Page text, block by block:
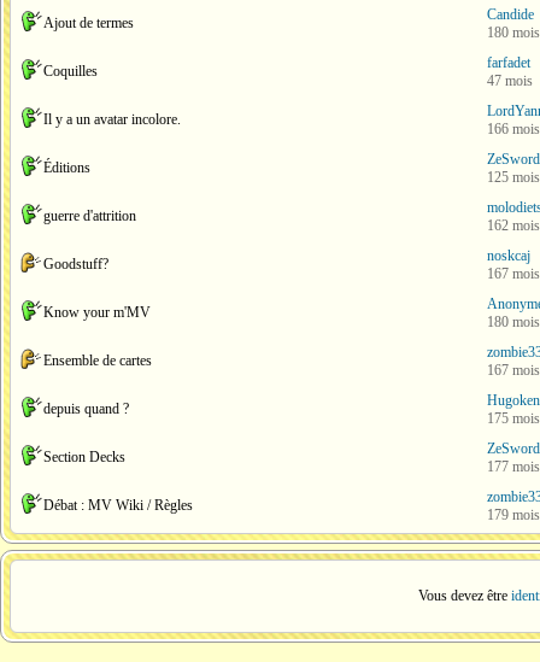
Ajout de termes
Candide
180 mois
Coquilles
farfadet
47 mois
Il y a un avatar incolore.
166 mois
Éditions
ZeSword
125 mois
guerre d'attrition
162 mois
Goodstuff?
noskcaj
167 mois
Know your m'MV
180 mois
Ensemble de cartes
167 mois
depuis quand ?
Hugoken
175 mois
Section Decks
ZeSword
177 mois
Débat : MV Wiki / Règles
179 mois
Vous devez être